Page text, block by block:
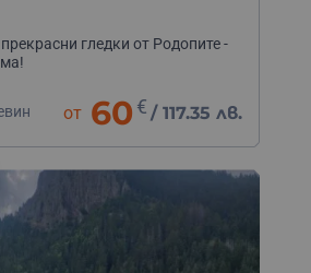
гледки от Родопите -
от 60 € / 117.35 лв.